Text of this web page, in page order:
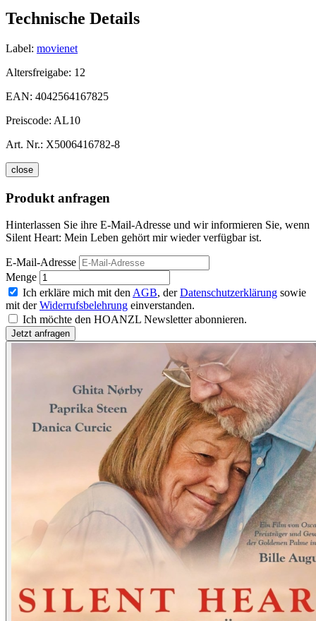
Technische Details
Label: movienet
Altersfreigabe: 12
EAN: 4042564167825
Preiscode: AL10
Art. Nr.: X5006416782-8
close
Produkt anfragen
Hinterlassen Sie ihre E-Mail-Adresse und wir informieren Sie, wenn
Silent Heart: Mein Leben gehört mir wieder verfügbar ist.
E-Mail-Adresse
Menge
Ich erkläre mich mit den AGB, derDatenschutzerklärung sowie
mit derWiderrufsbelehrung einverstanden.
Ich möchte den HOANZL Newsletter abonnieren.